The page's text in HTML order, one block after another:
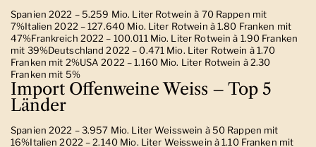
Spanien 2022 – 5.259 Mio. Liter Rotwein à 70 Rappen mit
7%Italien 2022 – 127.640 Mio. Liter Rotwein à 1.80 Franken mit
47%Frankreich 2022 – 100.011 Mio. Liter Rotwein à 1.90 Franken
mit 39%Deutschland 2022 – 0.471 Mio. Liter Rotwein à 1.70
Franken mit 2%USA 2022 – 1.160 Mio. Liter Rotwein à 2.30
Franken mit 5%
Import Offenweine Weiss – Top 5
Länder
Spanien 2022 – 3.957 Mio. Liter Weisswein à 50 Rappen mit
16%Italien 2022 – 2.140 Mio. Liter Weisswein à 1.10 Franken mit